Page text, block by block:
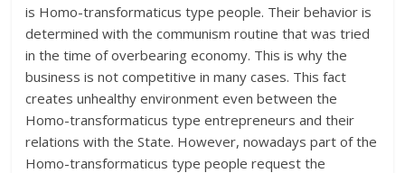
is Homo-transformaticus type people. Their behavior is
determined with the communism routine that was tried
in the time of overbearing economy. This is why the
business is not competitive in many cases. This fact
creates unhealthy environment even between the
Homo-transformaticus type entrepreneurs and their
relations with the State. However, nowadays part of the
Homo-transformaticus type people request the